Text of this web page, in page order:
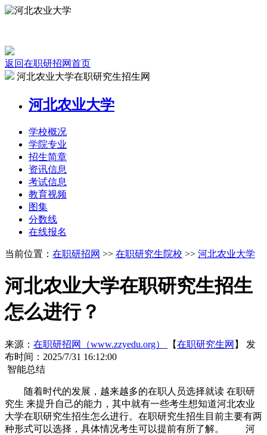
返回在职研招网首页
河北农业大学在职研究生招生网
河北农业大学
学校概况
学院专业
招生简章
资讯信息
考试信息
教育视频
图集
分数线
在线报名
当前位置： 在职研招网 >> 在职研究生院校 >> 河北农业大学
河北农业大学在职研究生招生
怎么进行？
来源： 在职研招网（www.zzyedu.org） 【在职研究生网 】
发
布时间：2025/7/31 16:12:00
智能总结
随着时代的发展，越来越多的在职人员选择就读 在职研
究生 来提升自己的能力，其中就有一些考生想知道河北农业
大学在职研究生招生怎么进行。在职研究生招生目前主要有两
种形式可以选择，具体情况考生可以提前有所了解。 河